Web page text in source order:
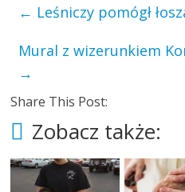
← Leśniczy pomógł
Mural z wizerunkiem
→
Share This Post:
Zobacz także: